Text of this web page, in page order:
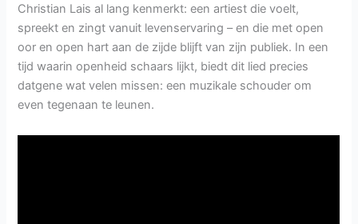
Christian Lais al lang kenmerkt: een artiest die voelt,
spreekt en zingt vanuit levenservaring – en die met open
oor en open hart aan de zijde blijft van zijn publiek. In een
tijd waarin openheid schaars lijkt, biedt dit lied precies
datgene wat velen missen: een muzikale schouder om
even tegenaan te leunen.